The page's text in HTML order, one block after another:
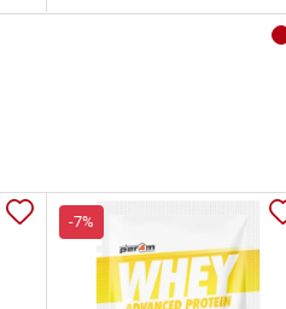
-7%